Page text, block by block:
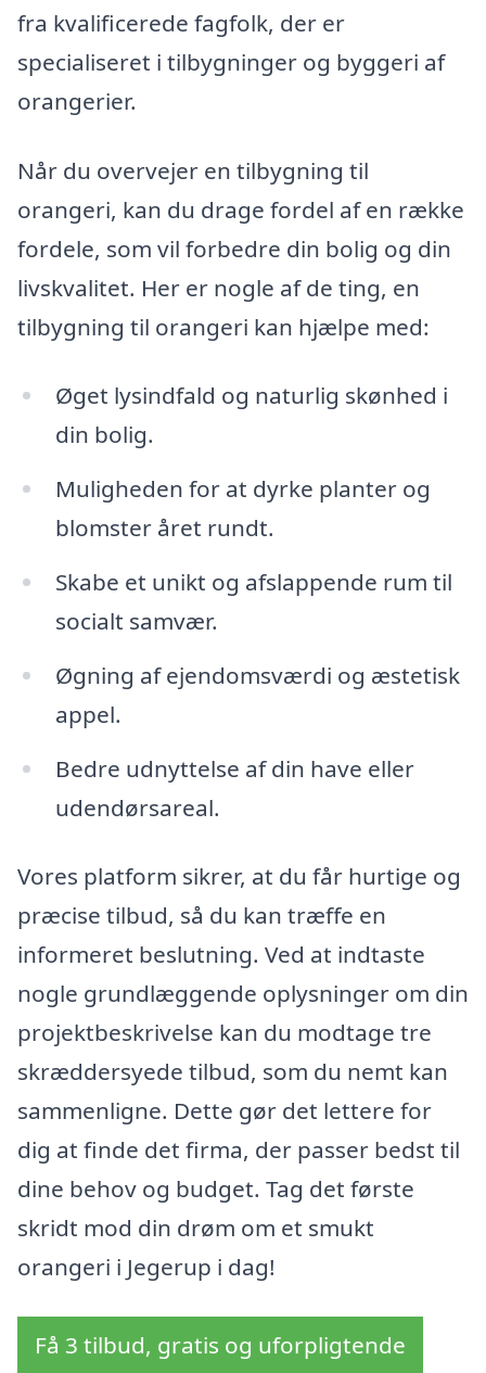
fra kvalificerede fagfolk, der er
specialiseret i tilbygninger og byggeri af
orangerier.
Når du overvejer en tilbygning til
orangeri, kan du drage fordel af en række
fordele, som vil forbedre din bolig og din
livskvalitet. Her er nogle af de ting, en
tilbygning til orangeri kan hjælpe med:
Øget lysindfald og naturlig skønhed i
din bolig.
Muligheden for at dyrke planter og
blomster året rundt.
Skabe et unikt og afslappende rum til
socialt samvær.
Øgning af ejendomsværdi og æstetisk
appel.
Bedre udnyttelse af din have eller
udendørsareal.
Vores platform sikrer, at du får hurtige og
præcise tilbud, så du kan træffe en
informeret beslutning. Ved at indtaste
nogle grundlæggende oplysninger om din
projektbeskrivelse kan du modtage tre
skræddersyede tilbud, som du nemt kan
sammenligne. Dette gør det lettere for
dig at finde det firma, der passer bedst til
dine behov og budget. Tag det første
skridt mod din drøm om et smukt
orangeri i Jegerup i dag!
Få 3 tilbud, gratis og uforpligtende